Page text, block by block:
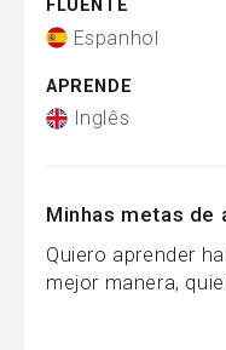
FLUENTE
Espanhol
APRENDE
Inglês
Minhas metas de
Quiero aprender
mejor manera,